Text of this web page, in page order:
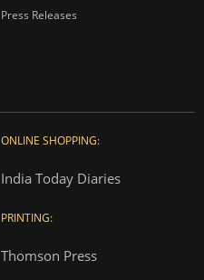
Press Releases
ONLINE SHOPPING:
India Today Diaries
PRINTING:
Thomson Press